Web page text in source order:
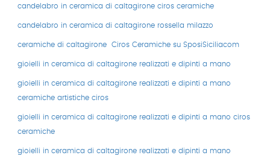
candelabro in ceramica di caltagirone ciros ceramiche
candelabro in ceramica di caltagirone rossella milazzo
ceramiche di caltagirone Ciros Ceramiche su SposiSiciliacom
gioielli in ceramica di caltagirone realizzati e dipinti a mano
gioielli in ceramica di caltagirone realizzati e dipinti a mano
ceramiche artistiche ciros
gioielli in ceramica di caltagirone realizzati e dipinti a mano ciros
ceramiche
gioielli in ceramica di caltagirone realizzati e dipinti a mano